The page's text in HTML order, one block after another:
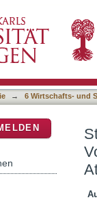
von
→ 6 Wirtschafts- und